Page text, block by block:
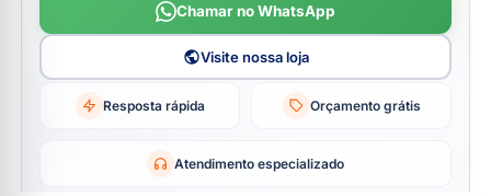
Chamar no WhatsApp
Visite nossa loja
Resposta rápida Orçamento grátis
Atendimento especializado